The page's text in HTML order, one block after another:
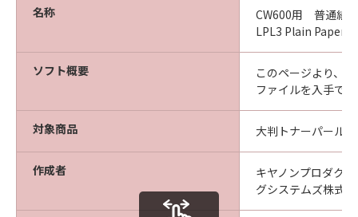
第3条（使用許諾条件）
乙は本ソフトウエア商品の全部又は一部をコ
ンピュータにインストールし、本ソフトウエ
乙は、本ソフトウエア商品を日本国内におい
てのみ使用できます。
乙は本ソフトウエア商品を、キヤノンプロダ
クションプリンティングシステムズ株式会社
名称
CW600用 普通紙
LPL3 Plain Paper
ソフト概要
このページより、
ファイルを入手で
対象商品 大判トナーパール
作成者
キヤノンプロダク
グシステムズ株式